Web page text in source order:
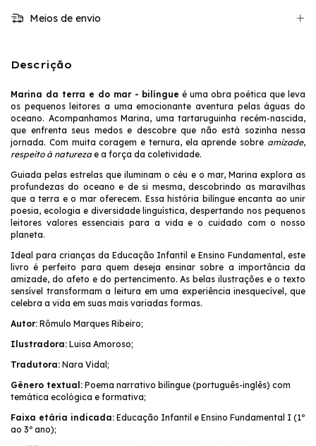
Meios de envio
Descrição
Marina da terra e do mar - bilíngue é uma obra poética que leva
os pequenos leitores a uma emocionante aventura pelas águas do
oceano. Acompanhamos Marina, uma tartaruguinha recém-nascida,
que enfrenta seus medos e descobre que não está sozinha nessa
jornada. Com muita coragem e ternura, ela aprende sobre amizade,
respeito à naturezae a força da coletividade.
Guiada pelas estrelas que iluminam o céu e o mar, Marina explora as
profundezas do oceano e de si mesma, descobrindo as maravilhas
que a terra e o mar oferecem. Essa história bilíngue encanta ao unir
poesia, ecologia e diversidade linguística, despertando nos pequenos
leitores valores essenciais para a vida e o cuidado com o nosso
planeta.
Ideal para crianças da Educação Infantil e Ensino Fundamental, este
livro é perfeito para quem deseja ensinar sobre a importância da
amizade, do afeto e do pertencimento. As belas ilustrações e o texto
sensível transformam a leitura em uma experiência inesquecível, que
celebra a vida em suas mais variadas formas.
Autor: Rômulo Marques Ribeiro;
Ilustradora: Luisa Amoroso;
Tradutora: Nara Vidal;
Gênero textual: Poema narrativo bilíngue (português-inglês) com
temática ecológica e formativa;
Faixa etária indicada: Educação Infantil e Ensino Fundamental I (1º
ao 3º ano);